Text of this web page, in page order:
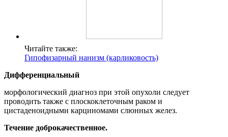
Читайте также:
Гипофизарный нанизм (карликовость)
Дифференциальный
морфологический диагноз при этой опухоли следует
проводить также с плоскоклеточным раком и
цистаденоидными карциномами слюнных желез.
Течение доброкачественное.